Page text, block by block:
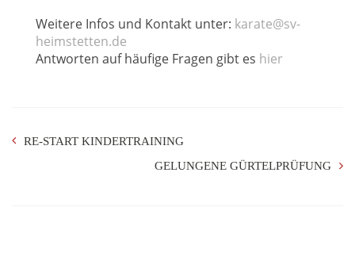
Weitere Infos und Kontakt unter: karate@sv-
heimstetten.de
Antworten auf häufige Fragen gibt es hier
RE-START KINDERTRAINING
GELUNGENE GÜRTELPRÜFUNG